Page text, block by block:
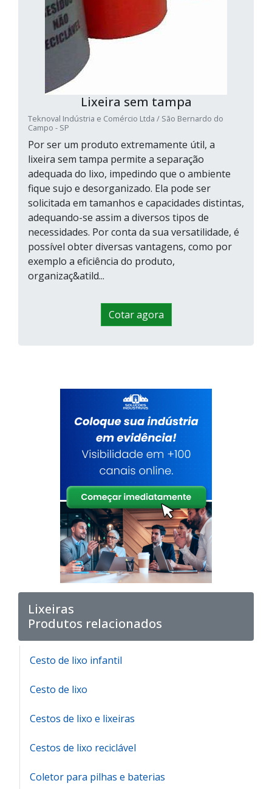
Lixeira sem tampa
Teknoval Indústria e Comércio Ltda / São Bernardo do
Campo - SP
Por ser um produto extremamente útil, a
lixeira sem tampa permite a separação
adequada do lixo, impedindo que o ambiente
fique sujo e desorganizado. Ela pode ser
solicitada em tamanhos e capacidades distintas,
adequando-se assim a diversos tipos de
necessidades. Por conta da sua versatilidade, é
possível obter diversas vantagens, como por
exemplo a eficiência do produto,
organizaç&atild...
Cotar agora
Lixeiras
Produtos relacionados
Cesto de lixo infantil
Cesto de lixo
Cestos de lixo e lixeiras
Cestos de lixo reciclável
Coletor para pilhas e baterias